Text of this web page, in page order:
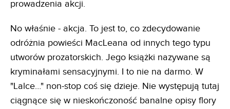
prowadzenia akcji.
No właśnie - akcja. To jest to, co zdecydowanie
odróżnia powieści MacLeana od innych tego typu
utworów prozatorskich. Jego książki nazywane są
kryminałami sensacyjnymi. I to nie na darmo. W
"Lalce…" non-stop coś się dzieje. Nie występują tutaj
ciągnące się w nieskończoność banalne opisy flory